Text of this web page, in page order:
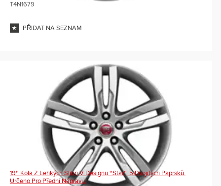
T4N1679
PŘIDAT NA SEZNAM
19'' Kola Z Lehkých Slitin V Designu ''Star'', 5 Dvojitých Paprsků.
Určeno Pro Přední Nápravu.